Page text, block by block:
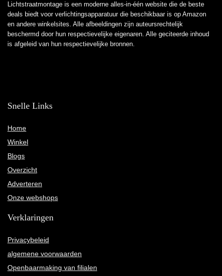
Lichtstraatmontage is een moderne alles-in-één website die de beste
deals biedt voor verlichtingsapparatuur die beschikbaar is op Amazon
en andere winkelsites. Alle afbeeldingen zijn auteursrechtelijk
beschermd door hun respectievelijke eigenaren. Alle geciteerde inhoud
is afgeleid van hun respectievelijke bronnen.
Snelle Links
Home
Winkel
Blogs
Overzicht
Adverteren
Onze webshops
Verklaringen
Privacybeleid
algemene voorwaarden
Openbaarmaking van filialen